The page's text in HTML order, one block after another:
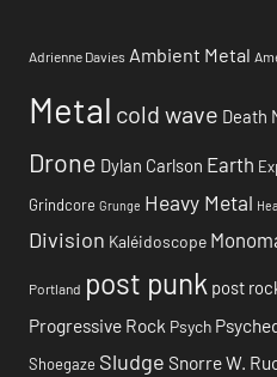
Adrienne Davies Ambient Metal
Metal cold wave Death
Drone Dylan Carlson Earth
Grindcore Grunge Heavy Metal
Division Kaléidoscope
Portland post punk post
Progressive Rock Psych
Shoegaze Sludge Snorre W.